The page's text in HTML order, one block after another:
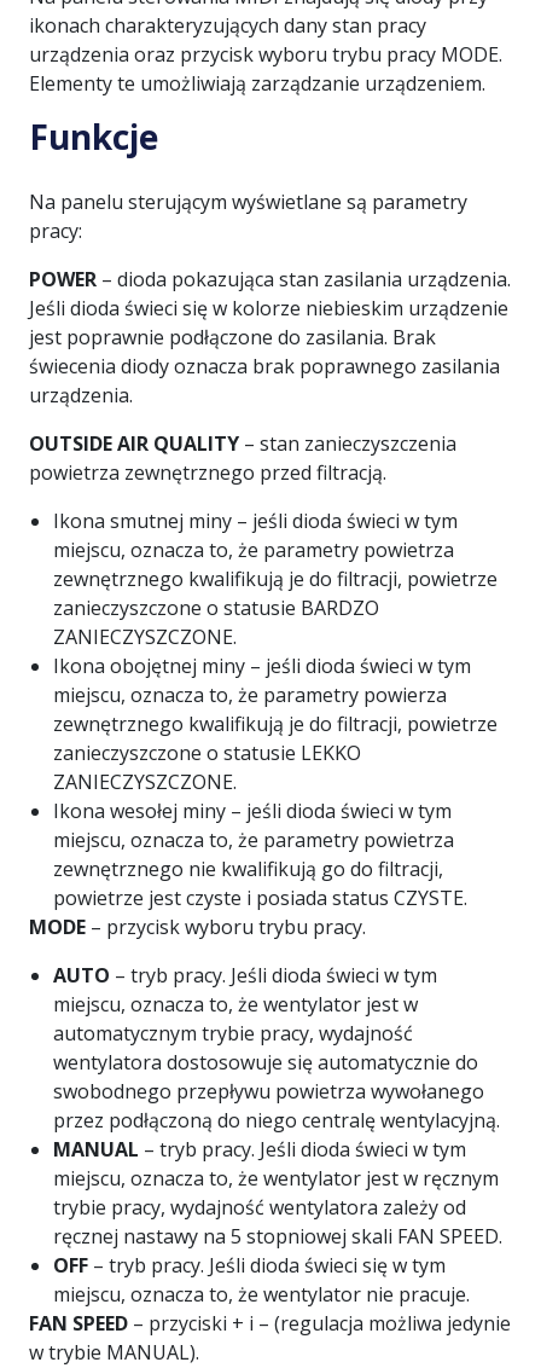
ikonach charakteryzujących dany stan pracy
urządzenia oraz przycisk wyboru trybu pracy MODE.
Elementy te umożliwiają zarządzanie urządzeniem.
Funkcje
Na panelu sterującym wyświetlane są parametry
pracy:
POWER – dioda pokazująca stan zasilania urządzenia.
Jeśli dioda świeci się w kolorze niebieskim urządzenie
jest poprawnie podłączone do zasilania. Brak
świecenia diody oznacza brak poprawnego zasilania
urządzenia.
OUTSIDE AIR QUALITY – stan zanieczyszczenia
powietrza zewnętrznego przed filtracją.
Ikona smutnej miny – jeśli dioda świeci w tym
miejscu, oznacza to, że parametry powietrza
zewnętrznego kwalifikują je do filtracji, powietrze
zanieczyszczone o statusie BARDZO
ZANIECZYSZCZONE.
Ikona obojętnej miny – jeśli dioda świeci w tym
miejscu, oznacza to, że parametry powierza
zewnętrznego kwalifikują je do filtracji, powietrze
zanieczyszczone o statusie LEKKO
ZANIECZYSZCZONE.
Ikona wesołej miny – jeśli dioda świeci w tym
miejscu, oznacza to, że parametry powietrza
zewnętrznego nie kwalifikują go do filtracji,
powietrze jest czyste i posiada status CZYSTE.
MODE – przycisk wyboru trybu pracy.
AUTO – tryb pracy. Jeśli dioda świeci w tym
miejscu, oznacza to, że wentylator jest w
automatycznym trybie pracy, wydajność
wentylatora dostosowuje się automatycznie do
swobodnego przepływu powietrza wywołanego
przez podłączoną do niego centralę wentylacyjną.
MANUAL – tryb pracy. Jeśli dioda świeci w tym
miejscu, oznacza to, że wentylator jest w ręcznym
trybie pracy, wydajność wentylatora zależy od
ręcznej nastawy na 5 stopniowej skali FAN SPEED.
OFF – tryb pracy. Jeśli dioda świeci się w tym
miejscu, oznacza to, że wentylator nie pracuje.
FAN SPEED – przyciski + i – (regulacja możliwa jedynie
w trybie MANUAL).